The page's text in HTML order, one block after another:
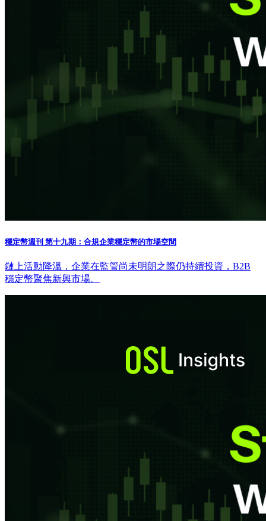
穩定幣週刊 第十九期：合規企業穩定幣的市場空間
鏈上活動降溫，企業在監管尚未明朗之際仍持續投資，B2B
穩定幣聚焦新興市場。